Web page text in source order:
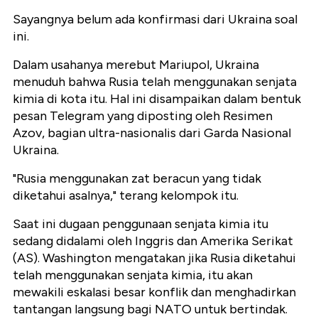
Sayangnya belum ada konfirmasi dari Ukraina soal
ini.
Dalam usahanya merebut Mariupol, Ukraina
menuduh bahwa Rusia telah menggunakan senjata
kimia di kota itu. Hal ini disampaikan dalam bentuk
pesan Telegram yang diposting oleh Resimen
Azov, bagian ultra-nasionalis dari Garda Nasional
Ukraina.
"Rusia menggunakan zat beracun yang tidak
diketahui asalnya," terang kelompok itu.
Saat ini dugaan penggunaan senjata kimia itu
sedang didalami oleh Inggris dan Amerika Serikat
(AS). Washington mengatakan jika Rusia diketahui
telah menggunakan senjata kimia, itu akan
mewakili eskalasi besar konflik dan menghadirkan
tantangan langsung bagi NATO untuk bertindak.